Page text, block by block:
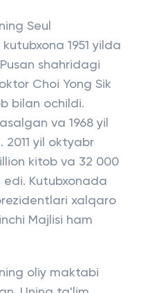
Seul
1951 yilda
shahridagi
Choi Yong Sik
bilan ochildi.
va 1968 yil
yil oktyabr
kitob va 32 000
Kutubxonada
xalqaro
Majlisi ham
oliy maktabi